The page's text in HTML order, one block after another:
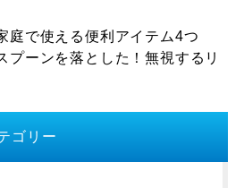
庭で使える便利アイテム4つ
プーンを落とした！無視するリ
ゴリー